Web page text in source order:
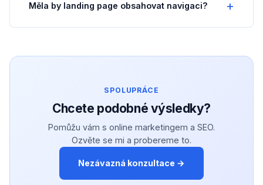
Měla by landing page obsahovat navigaci?
SPOLUPRÁCE
Chcete podobné výsledky?
Pomůžu vám s online marketingem a SEO.
Ozvěte se mi a probereme to.
Nezávazná konzultace →